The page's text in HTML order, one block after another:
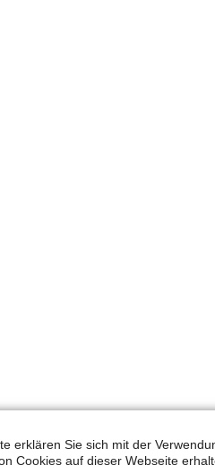
erklären Sie sich mit der
Cookies auf dieser Webseite